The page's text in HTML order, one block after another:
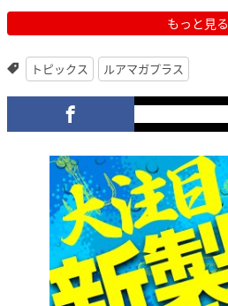
もっと見る
トピックス ルアマガプラス